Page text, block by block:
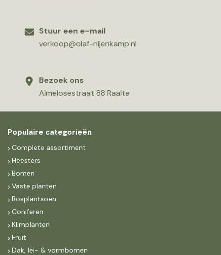
Stuur een e-mail
verkoop@olaf-nijenkamp.nl
Bezoek ons
Almelosestraat 88 Raalte
Populaire categorieën
Complete assortiment
Heesters
Bomen
Vaste planten
Bosplantsoen
Coniferen
Klimplanten
Fruit
Dak, lei- & vormbomen